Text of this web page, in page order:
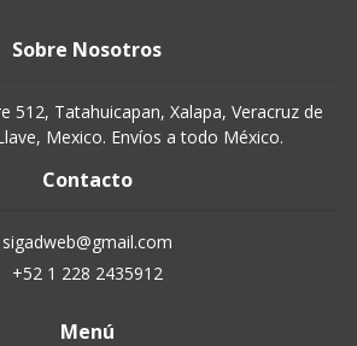
Sobre Nosotros
512, Tatahuicapan, Xalapa, Veracruz de
Mexico. Envíos a todo México.
Contacto
sigadweb@gmail.com
+52 1 228 2435912
Menú